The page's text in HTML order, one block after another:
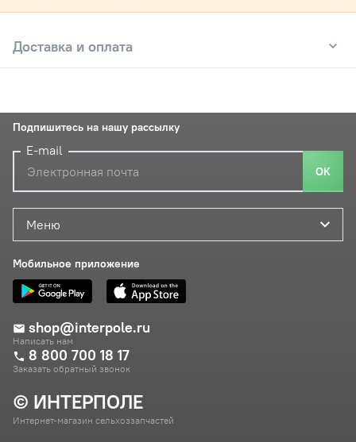
Доставка и оплата
© ИНТЕРПОЛЕ
Интернет-магазин сельхоззапчастей
Меню
Мобильное приложение
shop@interpole.ru
Написать нам
8 800 700 18 17
Заказать обратный звонок
Подпишитесь на нашу рассылку
E-mail
ОК